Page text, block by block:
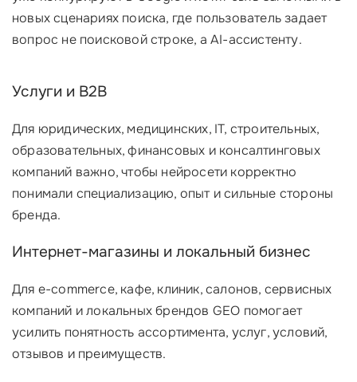
новых сценариях поиска, где пользователь задает
вопрос не поисковой строке, а AI-ассистенту.
Услуги и B2B
Для юридических, медицинских, IT, строительных,
образовательных, финансовых и консалтинговых
компаний важно, чтобы нейросети корректно
понимали специализацию, опыт и сильные стороны
бренда.
Интернет-магазины и локальный бизнес
Для e-commerce, кафе, клиник, салонов, сервисных
компаний и локальных брендов GEO помогает
усилить понятность ассортимента, услуг, условий,
отзывов и преимуществ.